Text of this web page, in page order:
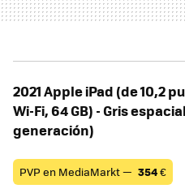
2021 Apple iPad (de 10,2
Wi-Fi, 64 GB) - Gris
generación)
PVP en MediaMarkt — 354€